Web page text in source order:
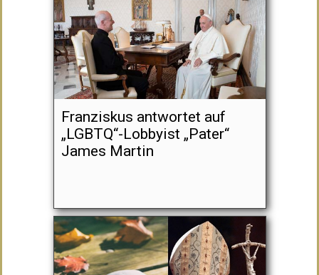
Franziskus antwortet auf
„LGBTQ“-Lobbyist „Pater“
James Martin